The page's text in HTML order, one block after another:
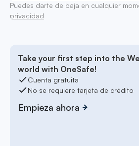
Puedes darte de baja en cualquier
privacidad
Take your first step into the
world with OneSafe!
Cuenta gratuita
No se requiere tarjeta de crédito
Empieza ahora